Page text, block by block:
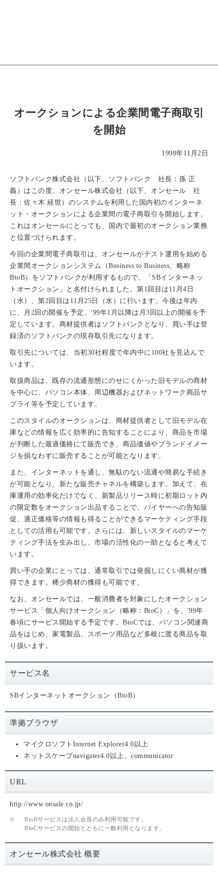
オークションによる企業間電子商取引
を開始
1998年11月2日
ソフトバンク株式会社（以下、ソフトバンク 社長：孫 正
義）はこの度、オンセール株式会社（以下、オンセール 社
長：佐々木 経世）のシステムを利用した国内初のインターネ
ット・オークションによる企業間の電子商取引を開始します。
これはオンセールにとっても、国内で最初のオークション業務
と位置づけられます。
今回の企業間電子商取引は、オンセールがテスト運用を始める
企業間オークションシステム（Business to Business、略称
BtoB）をソフトバンクが利用するもので、「SBインターネッ
トオークション」と名付けられました。第1回目は11月4日
（水）、第2回目は11月25日（水）に行います。今後は年内
に、月2回の開催を予定、'99年1月以降は月3回以上の開催を予
定しています。商材提供者はソフトバンクとなり、買い手は登
録済のソフトバンクの現存取引先になります。
取引先については、当初30社程度で年内中に100社を見込んで
います。
取扱商品は、既存の流通形態にのせにくかった旧モデルの商材
を中心に、パソコン本体、周辺機器およびネットワーク商品サ
プライ等を予定しています。
このスタイルのオークションは、商材提供者として旧モデル在
庫などの情報を広く効率的に告知することにより、商品を市場
が判断した最適価格にて販売でき、商品価値やブランドイメー
ジを損なわずに販売することが可能となります。
また、インターネットを通し、無駄のない流通や簡易な手続き
が可能となり、新たな販売チャネルを構築します。加えて、在
庫運用の効率化だけでなく、新製品リリース時に初期ロット内
の限定数をオークション出品することで、バイヤーへの告知販
促、適正価格等の情報も得ることができるマーケティング手段
としての活用も可能です。さらには、新しいスタイルのマーケ
ティング手法を生み出し、市場の活性化の一助となると考えて
います。
買い手の企業にとっては、通常取引では発掘しにくい商材が獲
得できます。稀少商材の獲得も可能です。
なお、オンセールでは、一般消費者を対象にしたオークション
サービス「個人向けオークション（略称：BtoC）」を、'99年
春頃にサービス開始する予定です。BtoCでは、パソコン関連商
品をはじめ、家電製品、スポーツ用品など多岐に渡る商品を取
り扱います。
サービス名
SBインターネットオークション（BtoB）
準拠ブラウザ
マイクロソフトInternet Explorer4.0以上
ネットスケープnavigater4.0以上、communicator
URL
http://www.onsale.co.jp/
※
BtoBサービスは法人会員のみ利用可能です。
BtoCサービスの開始とともに一般利用となります。
オンセール株式会社 概要